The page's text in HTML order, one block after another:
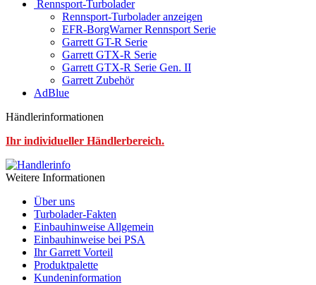
Rennsport-Turbolader
Rennsport-Turbolader anzeigen
EFR-BorgWarner Rennsport Serie
Garrett GT-R Serie
Garrett GTX-R Serie
Garrett GTX-R Serie Gen. II
Garrett Zubehör
AdBlue
Händlerinformationen
Ihr individueller Händlerbereich.
Weitere Informationen
Über uns
Turbolader-Fakten
Einbauhinweise Allgemein
Einbauhinweise bei PSA
Ihr Garrett Vorteil
Produktpalette
Kundeninformation